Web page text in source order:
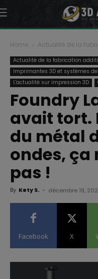
Home Actualité de la
Actualité de la fabrication
Imprimantes 3D et systèmes
L'actualité sur impression 3D
Foundry
avait tort.
du métal
ondes, ça
pas !
By Kety S. - décembre 19,
Facebook X